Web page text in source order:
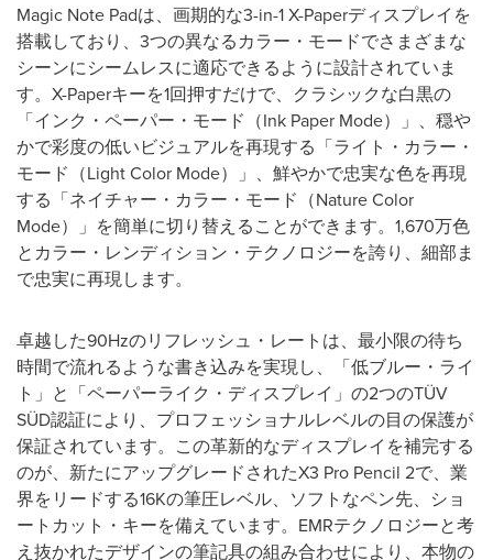
Magic Note Padは、画期的な3-in-1 X-Paperディスプレイを
搭載しており、 3つの異なるカラー・モードでさまざまな
シーンにシームレスに適応できるように設計されていま
す。 X-Paperキーを1回押すだけで、クラシックな白黒の
「インク・ペーパー・モード（Ink Paper Mode）」、穏や
かで彩度の低いビジュアルを再現する「ライト・カラー・
モード（Light Color Mode）」、鮮やかで忠実な色を再現
する「ネイチャー・カラー・モード（Nature Color
Mode）」を簡単に切り替えることができます。 1,670万色
とカラー・レンディション・テクノロジーを誇り、細部ま
で忠実に再現します。
卓越した90Hzのリフレッシュ・レートは、最小限の待ち
時間で流れるような書き込みを実現し、「低ブルー・ライ
ト」と「ペーパーライク・ディスプレイ」の2つのTÜV
SÜD認証により、プロフェッショナルレベルの目の保護が
保証されています。この革新的なディスプレイを補完する
のが、新たにアップグレードされたX3 Pro Pencil 2で、業
界をリードする16Kの筆圧レベル、ソフトなペン先、ショ
ートカット・キーを備えています。 EMRテクノロジーと考
え抜かれたデザインの筆記具の組み合わせにより、本物の